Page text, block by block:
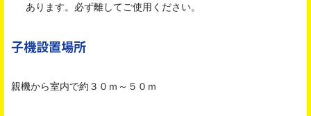
あります。必ず離してご使用ください。
子機設置場所
親機から室内で約３０ｍ～５０ｍ